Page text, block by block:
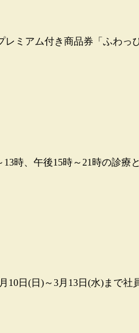
ミアム付き商品券「ふわ
時、午後15時～21時の診
日(日)～3月13日(水)まで